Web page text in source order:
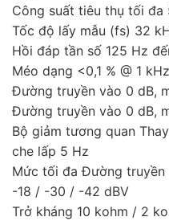
Công suất tiêu thụ tối đa
Tốc độ lấy mẫu (fs) 32
Hồi đáp tần số 125 Hz
Méo dạng <0,1 % @ 1 kHz
Đường truyền vào 0 dB,
Đường truyền vào 0 dB,
Bộ giảm tương quan
che lấp 5 Hz
Mức tối đa Đường truyền
-18 / -30 / -42 dBV
Trở kháng 10 kohm / 2